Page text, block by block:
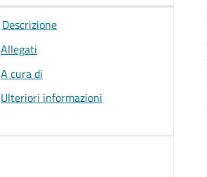
Descrizione
Allegati
A cura di
Ulteriori informazioni